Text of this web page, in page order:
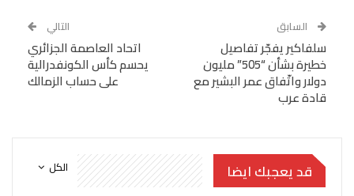
السابق
سلفاكير يفجّر تفاصيل
خطيرة بشأن “505” مليون
دولار واتّفاق عمر البشير مع
قادة عرب
التالي
اتحاد العاصمة الجزائري
يحسم كأس الكونفدرالية
على حساب الزمالك
الكل قد يعجبك ايضا